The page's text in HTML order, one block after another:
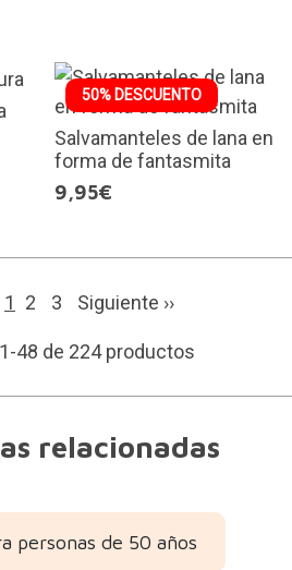
50% DESCUENTO
Salvamanteles de lana en
forma de fantasmita
9,95€
1 2 3 Siguiente ››
48 de 224 productos
relacionadas
personas de 50 años